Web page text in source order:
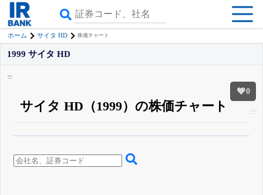
ホーム サイタ HD 株価チャート
0
1999 サイタ HD
サイタ HD（1999）の株価チャート
詳しく見られる無料でβ版をはじめる
登録すると永久30%OFFと米株版の先行利用も付きます